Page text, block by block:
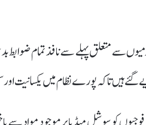
سے متعلق پہلے سے نافذ تمام ضوابط
ہیں تاکہ پورے نظام میں یکسانیت اور